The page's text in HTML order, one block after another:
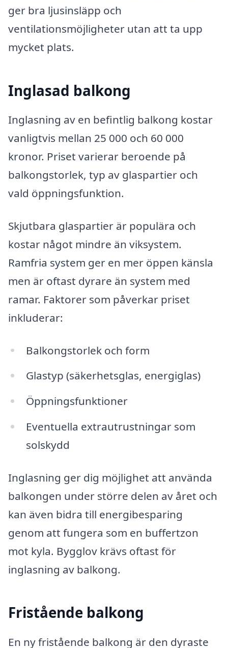
ger bra ljusinsläpp och
ventilationsmöjligheter utan att ta upp
mycket plats.
Inglasad balkong
Inglasning av en befintlig balkong kostar
vanligtvis mellan 25 000 och 60 000
kronor. Priset varierar beroende på
balkongstorlek, typ av glaspartier och
vald öppningsfunktion.
Skjutbara glaspartier är populära och
kostar något mindre än viksystem.
Ramfria system ger en mer öppen känsla
men är oftast dyrare än system med
ramar. Faktorer som påverkar priset
inkluderar:
Balkongstorlek och form
Glastyp (säkerhetsglas, energiglas)
Öppningsfunktioner
Eventuella extrautrustningar som
solskydd
Inglasning ger dig möjlighet att använda
balkongen under större delen av året och
kan även bidra till energibesparing
genom att fungera som en buffertzon
mot kyla. Bygglov krävs oftast för
inglasning av balkong.
Fristående balkong
En ny fristående balkong är den dyraste